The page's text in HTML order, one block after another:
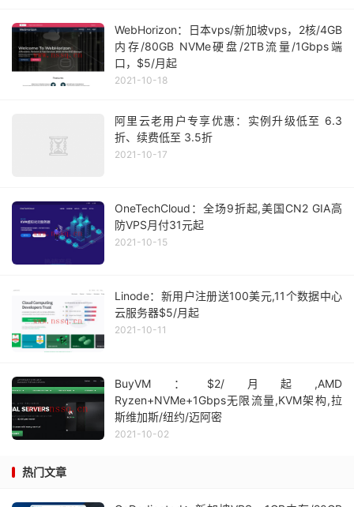
WebHorizon：日本vps/新加坡vps，2核/4GB
内存/80GB NVMe硬盘/2TB流量/1Gbps端
口，$5/月起
2021-10-18
阿里云老用户专享优惠：实例升级低至 6.3
折、续费低至 3.5折
2021-10-17
OneTechCloud：全场9折起,美国CN2 GIA高
防VPS月付31元起
2021-10-15
Linode：新用户注册送100美元,11个数据中心
云服务器$5/月起
2021-10-11
BuyVM：$2/月起,AMD
Ryzen+NVMe+1Gbps无限流量,KVM架构,拉
斯维加斯/纽约/迈阿密
2021-10-02
热门文章